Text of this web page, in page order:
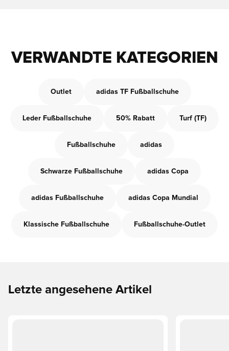
VERWANDTE KATEGORIEN
Outlet adidas TF Fußballschuhe
Leder Fußballschuhe 50% Rabatt Turf (TF)
Fußballschuhe adidas
Schwarze Fußballschuhe adidas Copa
adidas Fußballschuhe adidas Copa Mundial
Klassische Fußballschuhe Fußballschuhe-Outlet
Letzte angesehene Artikel